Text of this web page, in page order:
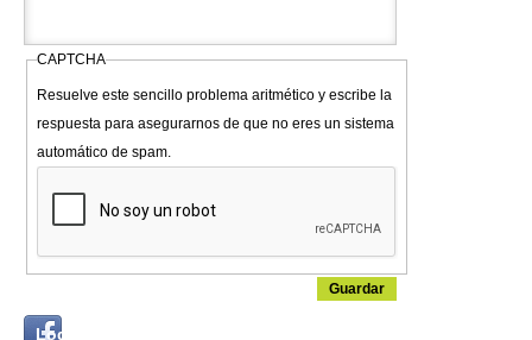
CAPTCHA
Resuelve este sencillo problema aritmético y escribe la
respuesta para asegurarnos de que no eres un sistema
automático de spam.
Log in with...